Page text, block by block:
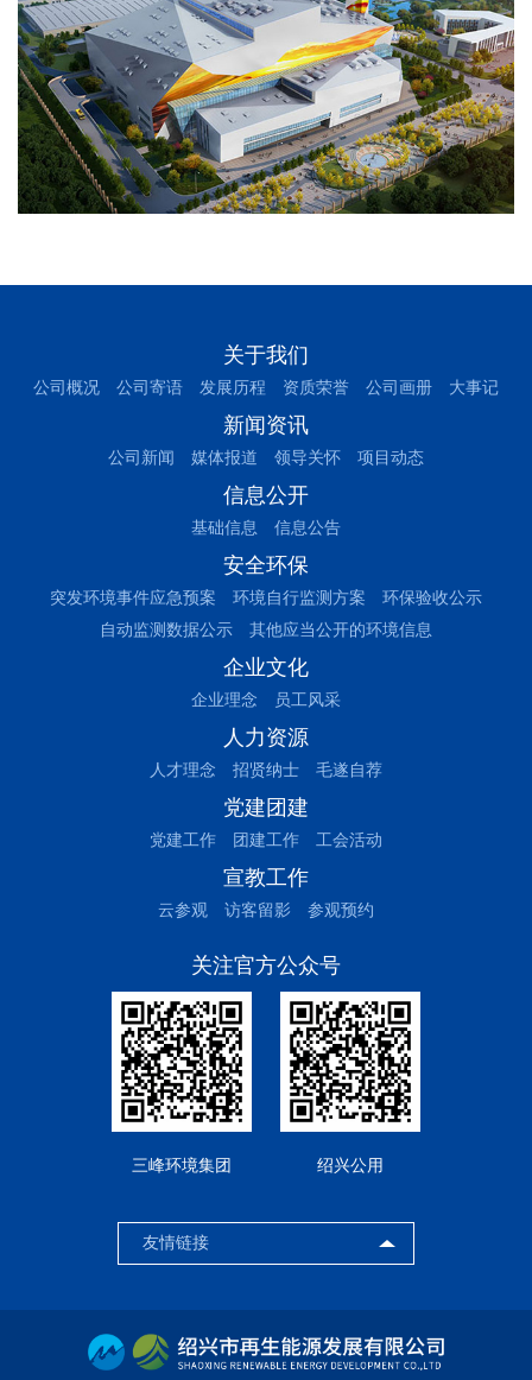
关于我们
公司概况 公司寄语 发展历程 资质荣誉 公司画册 大事记
新闻资讯
公司新闻 媒体报道 领导关怀 项目动态
信息公开
基础信息 信息公告
安全环保
突发环境事件应急预案 环境自行监测方案
环保验收公示
自动监测数据公示
其他应当公开的环境信息
企业文化
企业理念 员工风采
人力资源
人才理念 招贤纳士 毛遂自荐
党建团建
党建工作 团建工作 工会活动
宣教工作
云参观 访客留影 参观预约
关注官方公众号
三峰环境集团 绍兴公用